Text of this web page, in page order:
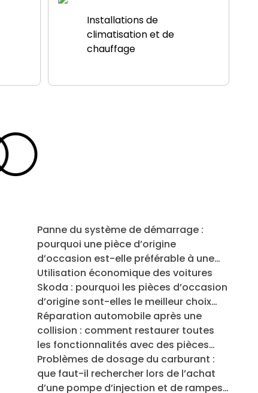
Installations de
climatisation et de
chauffage
Panne du système de démarrage :
pourquoi une pièce d’origine
d’occasion est-elle préférable à une
pièce reconditionnée lors du
remplacement d’un alternateur et d’un
démarreur ?
Utilisation économique des voitures
Skoda : pourquoi les pièces d’occasion
d’origine sont-elles le meilleur choix
pour votre budget ?
Réparation automobile après une
collision : comment restaurer toutes
les fonctionnalités avec des pièces
d’origine d’occasion et ne pas
surpayer ?
Problèmes de dosage du carburant :
que faut-il rechercher lors de l’achat
d’une pompe d’injection et de rampes